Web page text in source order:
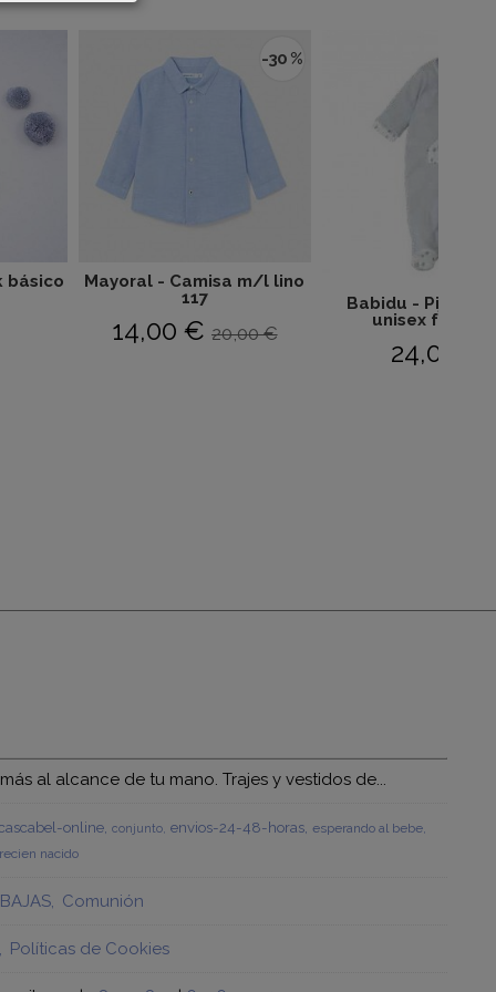
básico
-30 %
Mayoral - Camisa m/l lino
117
14,00 € 20,00 €
Babidu - Pijama
unisex
24,00 €
al alcance de tu mano. Trajes y vestidos de...
online conjunto envios-24-48-horas esperando al bebe
recien nacido
Comunión
Políticas de Cookies